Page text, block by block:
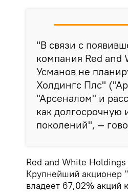
"В связи с
компания Red and
Усманов не
Холдингс Плс"
"Арсеналом" и
как
поколений", —
Red and White
Крупнейший акционер
владеет 67,02% акций